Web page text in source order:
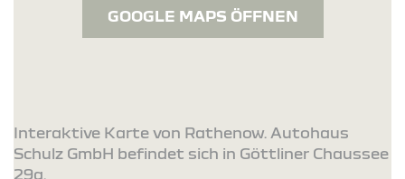
GOOGLE MAPS ÖFFNEN
Interaktive Karte von Rathenow. Autohaus
Schulz GmbH befindet sich in Göttliner Chaussee
29a.